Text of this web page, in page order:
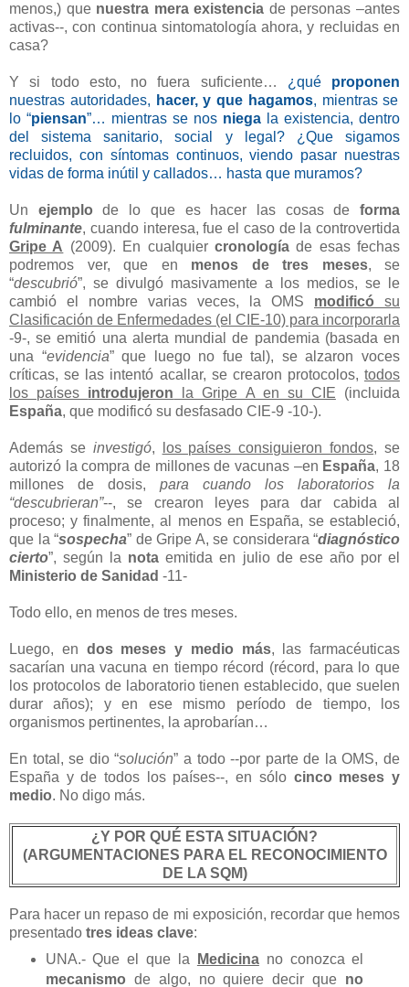
menos,) que nuestra mera existencia de personas –antes
activas--, con continua sintomatología ahora, y recluidas en
casa?
Y si todo esto, no fuera suficiente… ¿qué proponen
nuestras autoridades, hacer, y que hagamos, mientras se
lo “piensan”… mientras se nos niega la existencia, dentro
del sistema sanitario, social y legal? ¿Que sigamos
recluidos, con síntomas continuos, viendo pasar nuestras
vidas de forma inútil y callados… hasta que muramos?
Un ejemplo de lo que es hacer las cosas deforma
fulminante, cuando interesa, fue el caso de la controvertida
Gripe A (2009). En cualquier cronologíade esas fechas
podremos ver, que en menos de tres meses, se
“descubrió”, se divulgó masivamente a los medios, se le
cambió el nombre varias veces, la OMS modificó su
Clasificación de Enfermedades (el CIE-10) para incorporarla
-9-, se emitió una alerta mundial de pandemia (basada en
una “evidencia” que luego no fue tal), se alzaron voces
críticas, se las intentó acallar, se crearon protocolos, todos
los países introdujeron la Gripe A en su CIE (incluida
España, que modificó su desfasado CIE-9 -10-).
Además se investigó, los países consiguieron fondos, se
autorizó la compra de millones de vacunas –en España, 18
millones de dosis, para cuando los laboratorios la
“descubrieran”--, se crearon leyes para dar cabida al
proceso; y finalmente, al menos en España, se estableció,
que la “sospecha” de Gripe A, se considerara “diagnóstico
cierto”, según la nota emitida en julio de ese año por el
Ministerio de Sanidad -11-
Todo ello, en menos de tres meses.
Luego, en dos meses y medio más, las farmacéuticas
sacarían una vacuna en tiempo récord (récord, para lo que
los protocolos de laboratorio tienen establecido, que suelen
durar años); y en ese mismo período de tiempo, los
organismos pertinentes, la aprobarían…
En total, se dio “solución” a todo --por parte de la OMS, de
España y de todos los países--, en sólo cinco meses y
medio. No digo más.
¿Y POR QUÉ ESTA SITUACIÓN?
(ARGUMENTACIONES PARA EL RECONOCIMIENTO
DE LA SQM)
Para hacer un repaso de mi exposición, recordar que hemos
presentado tres ideas clave:
UNA.- Que el que la
Medicinano conozca el
mecanismo de algo, no quiere decir que no